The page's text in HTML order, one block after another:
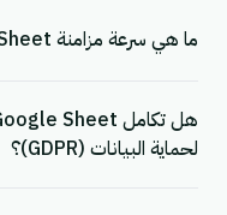
ما هي سرعة مزامنة Google Sheet؟
لحماية البيانات (GDPR)؟